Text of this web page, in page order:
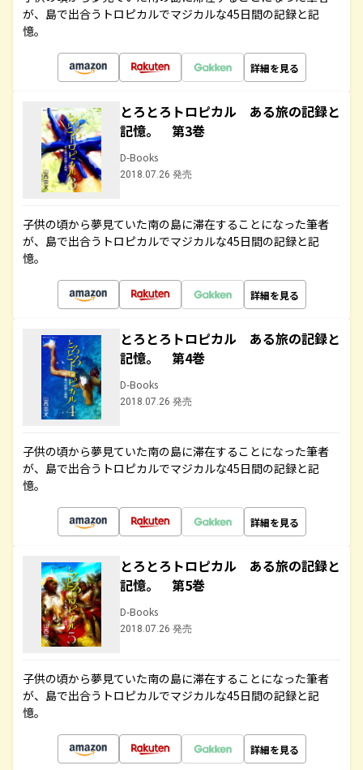
が、島で出合うトロピカルでマジカルな45日間の記録と記
憶。
詳細を見る
とろとろトロピカル ある旅の記録と
記憶。 第3巻
D-Books
2018.07.26 発売
子供の頃から夢見ていた南の島に滞在することになった筆者
が、島で出合うトロピカルでマジカルな45日間の記録と記
憶。
詳細を見る
とろとろトロピカル ある旅の記録と
記憶。 第4巻
D-Books
2018.07.26 発売
子供の頃から夢見ていた南の島に滞在することになった筆者
が、島で出合うトロピカルでマジカルな45日間の記録と記
憶。
詳細を見る
とろとろトロピカル ある旅の記録と
記憶。 第5巻
D-Books
2018.07.26 発売
子供の頃から夢見ていた南の島に滞在することになった筆者
が、島で出合うトロピカルでマジカルな45日間の記録と記
憶。
詳細を見る